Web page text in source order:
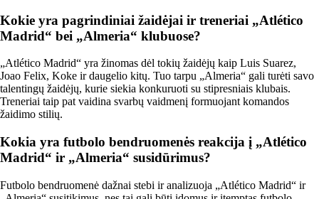
Kokie yra pagrindiniai žaidėjai ir treneriai „Atlético
Madrid“ bei „Almeria“ klubuose?
„Atlético Madrid“ yra žinomas dėl tokių žaidėjų kaip Luis Suarez,
Joao Felix, Koke ir daugelio kitų. Tuo tarpu „Almeria“ gali turėti savo
talentingų žaidėjų, kurie siekia konkuruoti su stipresniais klubais.
Treneriai taip pat vaidina svarbų vaidmenį formuojant komandos
žaidimo stilių.
Kokia yra futbolo bendruomenės reakcija į „Atlético
Madrid“ ir „Almeria“ susidūrimus?
Futbolo bendruomenė dažnai stebi ir analizuoja „Atlético Madrid“ ir